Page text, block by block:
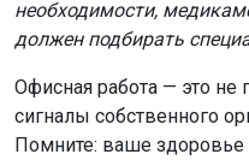
необходимости,
должен подбирать
Офисная работа — это не
сигналы собственного
Помните: ваше здоровье